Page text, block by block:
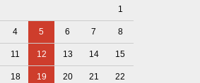
1
4 5 6 7 8
11 12 13 14 15
18 19 20 21 22